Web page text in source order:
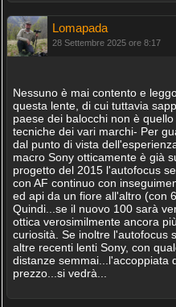
Lomapada
28 Settembre 2025 ore 8:17
Nessuno è mai contento e
questa lente, di cui tuttavia
paese dei balocchi non è
tecniche dei vari marchi- Per
dal punto di vista
macro Sony otticamente è già
progetto del 2015 l'autofocus
con AF continuo con
ed api da un fiore all'altro (con
Quindi...se il nuovo 100 sarà
ottica verosimilmente ancora
curiosità. Se inoltre l'autofocus
altre recenti lenti Sony, con
distanze semmai...l'accoppiata
prezzo...si vedrà...